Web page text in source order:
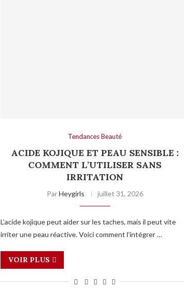
Tendances Beauté
ACIDE KOJIQUE ET PEAU SENSIBLE :
COMMENT L’UTILISER SANS
IRRITATION
ParHeygirls juillet 31, 2026
L’acide kojique peut aider sur les taches, mais il peut vite
irriter une peau réactive. Voici comment l’intégrer …
VOIR PLUS